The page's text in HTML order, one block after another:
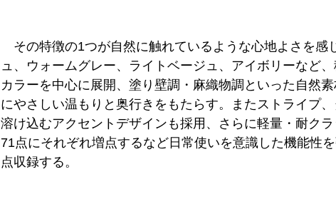
その特徴の1つが自然に触れているような心地よさを感
ュ、ウォームグレー、ライトベージュ、アイボリーなど
カラーを中心に展開、塗り壁調・麻織物調といった自然
にやさしい温もりと奥行きをもたらす。またストライプ
溶け込むアクセントデザインも採用、さらに軽量・耐ク
71点にそれぞれ増点するなど日常使いを意識した機能性
点収録する。